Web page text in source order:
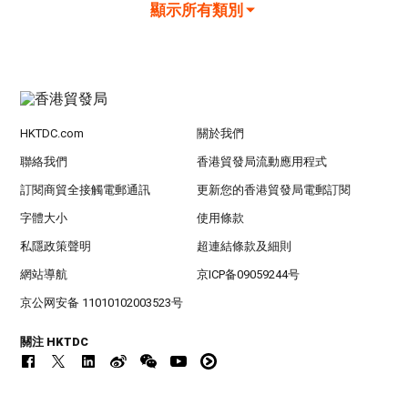
顯示所有類別
HKTDC.com 關於我們
聯絡我們 香港貿發局流動應用程式
訂閱商貿全接觸電郵通訊 更新您的香港貿發局電郵訂閱
字體大小 使用條款
私隱政策聲明 超連結條款及細則
網站導航 京ICP备09059244号
京公网安备 11010102003523号
關注 HKTDC